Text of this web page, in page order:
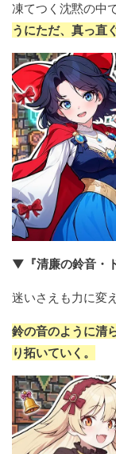
凍てつく沈黙の中
うにただ、真っ直
▼『清廉の鈴音・
迷いさえも力に変え
鈴の音のように清
り拓いていく。